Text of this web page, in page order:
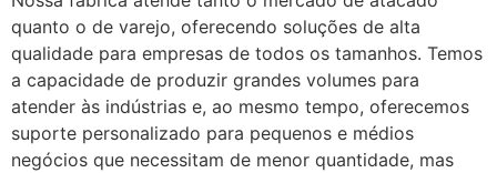
quanto o de varejo, oferecendo soluções de alta
qualidade para empresas de todos os tamanhos. Temos
a capacidade de produzir grandes volumes para
atender às indústrias e, ao mesmo tempo, oferecemos
suporte personalizado para pequenos e médios
negócios que necessitam de menor quantidade, mas